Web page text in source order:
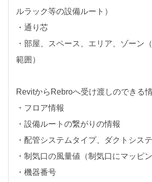
ルラック等の設備ルート）
・通り芯
・部屋、スペース、エリア、ゾーン
範囲）
RevitからRebroへ受け渡しのできる
・フロア情報
・設備ルートの繋がりの情報
・配管システムタイプ、ダクトシス
・制気口の風量値（制気口にマッピ
・機器番号